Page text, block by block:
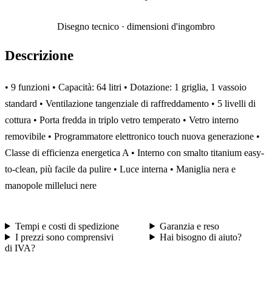
Disegno tecnico · dimensioni d'ingombro
Descrizione
• 9 funzioni • Capacità: 64 litri • Dotazione: 1 griglia, 1 vassoio
standard • Ventilazione tangenziale di raffreddamento • 5 livelli di
cottura • Porta fredda in triplo vetro temperato • Vetro interno
removibile • Programmatore elettronico touch nuova generazione •
Classe di efficienza energetica A • Interno con smalto titanium easy-
to-clean, più facile da pulire • Luce interna • Maniglia nera e
manopole milleluci nere
Tempi e costi di spedizione
Garanzia e reso
I prezzi sono comprensivi
di IVA?
Hai bisogno di aiuto?